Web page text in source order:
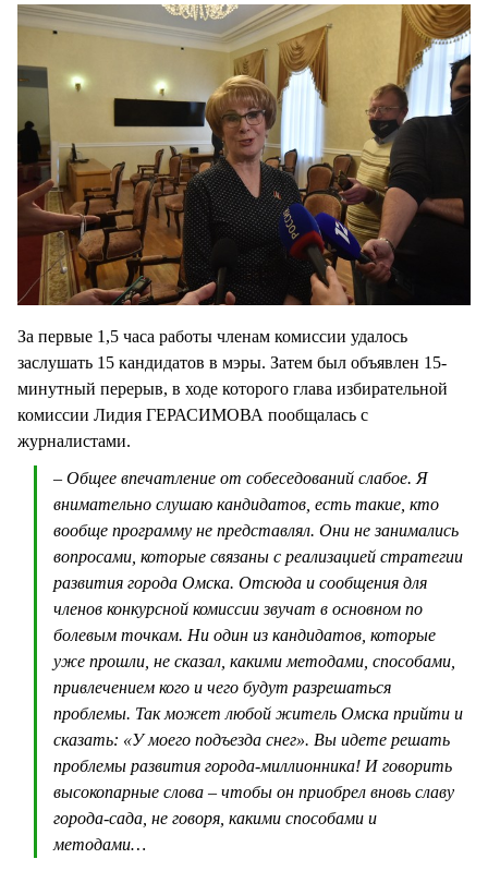
За первые 1,5 часа работы членам комиссии удалось
заслушать 15 кандидатов в мэры. Затем был объявлен 15-
минутный перерыв, в ходе которого глава избирательной
комиссии Лидия ГЕРАСИМОВА пообщалась с
журналистами.
– Общее впечатление от собеседований слабое. Я
внимательно слушаю кандидатов, есть такие, кто
вообще программу не представлял. Они не занимались
вопросами, которые связаны с реализацией стратегии
развития города Омска. Отсюда и сообщения для
членов конкурсной комиссии звучат в основном по
болевым точкам. Ни один из кандидатов, которые
уже прошли, не сказал, какими методами, способами,
привлечением кого и чего будут разрешаться
проблемы. Так может любой житель Омска прийти и
сказать: «У моего подъезда снег». Вы идете решать
проблемы развития города-миллионника! И говорить
высокопарные слова – чтобы он приобрел вновь славу
города-сада, не говоря, какими способами и
методами…